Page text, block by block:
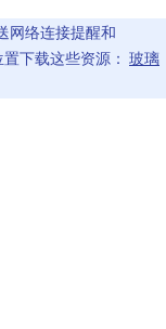
网络连接提醒和
下载这些资源： 玻璃